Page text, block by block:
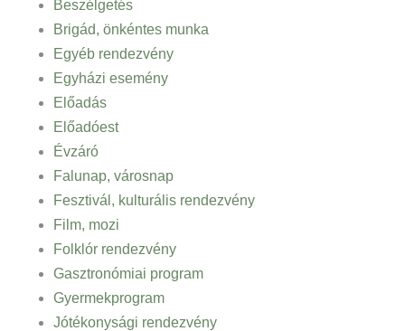
Beszélgetés
Brigád, önkéntes munka
Egyéb rendezvény
Egyházi esemény
Előadás
Előadóest
Évzáró
Falunap, városnap
Fesztivál, kulturális rendezvény
Film, mozi
Folklór rendezvény
Gasztronómiai program
Gyermekprogram
Jótékonysági rendezvény